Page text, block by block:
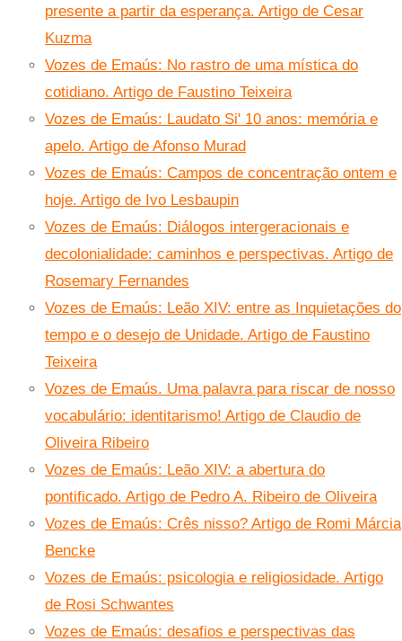
presente a partir da esperança. Artigo de Cesar
Kuzma
Vozes de Emaús: No rastro de uma mística do
cotidiano. Artigo de Faustino Teixeira
Vozes de Emaús: Laudato Si' 10 anos: memória e
apelo. Artigo de Afonso Murad
Vozes de Emaús: Campos de concentração ontem e
hoje. Artigo de Ivo Lesbaupin
Vozes de Emaús: Diálogos intergeracionais e
decolonialidade: caminhos e perspectivas. Artigo de
Rosemary Fernandes
Vozes de Emaús: Leão XIV: entre as Inquietações do
tempo e o desejo de Unidade. Artigo de Faustino
Teixeira
Vozes de Emaús. Uma palavra para riscar de nosso
vocabulário: identitarismo! Artigo de Claudio de
Oliveira Ribeiro
Vozes de Emaús: Leão XIV: a abertura do
pontificado. Artigo de Pedro A. Ribeiro de Oliveira
Vozes de Emaús: Crês nisso? Artigo de Romi Márcia
Bencke
Vozes de Emaús: psicologia e religiosidade. Artigo
de Rosi Schwantes
Vozes de Emaús: desafios e perspectivas das